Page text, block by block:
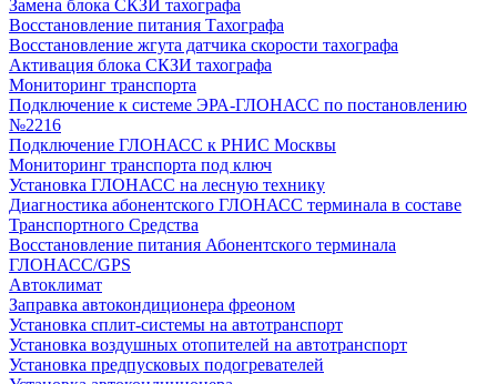
Замена блока СКЗИ тахографа
Восстановление питания Тахографа
Восстановление жгута датчика скорости тахографа
Активация блока СКЗИ тахографа
Мониторинг транспорта
Подключение к системе ЭРА-ГЛОНАСС по постановлению
№2216
Подключение ГЛОНАСС к РНИС Москвы
Мониторинг транспорта под ключ
Установка ГЛОНАСС на лесную технику
Диагностика абонентского ГЛОНАСС терминала в составе
Транспортного Средства
Восстановление питания Абонентского терминала
ГЛОНАСС/GPS
Автоклимат
Заправка автокондиционера фреоном
Установка сплит-системы на автотранспорт
Установка воздушных отопителей на автотранспорт
Установка предпусковых подогревателей